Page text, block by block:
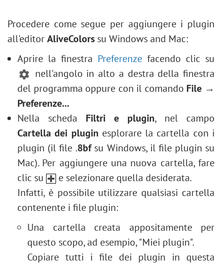
Migliorare un ritratto
Biglietto di San Valentino
Ritratto in stile Andy Warhol
Collage di folo in stile polaroid
Creare uno sfondo Libreria
Effetto mosaico
Goccia d'acqua
Effetto contorno per testo
Foto in stile retrò
Effetto vintage
Effetto bokeh
Variazione di tonalità
Cambiare colore degli occhi
Rimuovere gli occhiali
Cambiare il rossetto
Ritocco di una vecchia foto
Procedere come segue per aggiungere i plugin
all'editorAliveColors su Windows and Mac:
Aprire la finestra Preferenze facendo clic su
nell'angolo in alto a destra della finestra
del programma oppure con il comando File →
Preferenze...
Nella scheda Filtri e plugin, nel campo
Cartella dei plugin esplorare la cartella con i
plugin (il file .8bfsu Windows, il file plugin su
Mac). Per aggiungere una nuova cartella, fare
clic su
e selezionare quella desiderata.
Infatti, è possibile utilizzare qualsiasi cartella
contenente i file plugin:
Una cartella creata appositamente per
questo scopo, ad esempio, "Miei plugin".
Copiare tutti i file dei plugin in questa